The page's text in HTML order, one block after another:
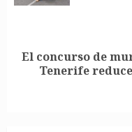
Siguiente
El concurso de
Tenerife